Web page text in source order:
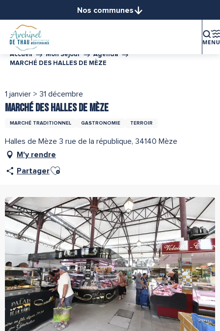
contenu
principal
Nos communes
Bouzigues
Frontignan
Marseillan
Mèze
Montbazin
Villeveyrac
Accueil Mon Séjour
Agenda
MARCHÉ DES HALLES DE MÈZE
1 janvier > 31 décembre
MARCHÉ DES HALLES DE MÈZE
MARCHÉ TRADITIONNEL GASTRONOMIE TERROIR
Halles de Mèze 3 rue de la république, 34140 Mèze
M'y rendre
PartagerAjouter aux favoris